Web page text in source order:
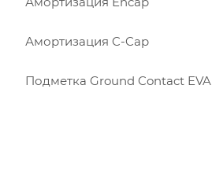
Амортизация C-Cap
Подметка Ground Contact EVA